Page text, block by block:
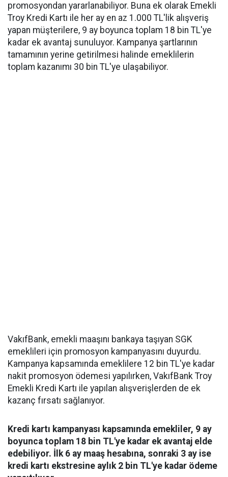
promosyondan yararlanabiliyor. Buna ek olarak Emekli
Troy Kredi Kartı ile her ay en az 1.000 TL'lik alışveriş
yapan müşterilere, 9 ay boyunca toplam 18 bin TL'ye
kadar ek avantaj sunuluyor. Kampanya şartlarının
tamamının yerine getirilmesi halinde emeklilerin
toplam kazanımı 30 bin TL'ye ulaşabiliyor.
VakıfBank, emekli maaşını bankaya taşıyan SGK
emeklileri için promosyon kampanyasını duyurdu.
Kampanya kapsamında emeklilere 12 bin TL'ye kadar
nakit promosyon ödemesi yapılırken, VakıfBank Troy
Emekli Kredi Kartı ile yapılan alışverişlerden de ek
kazanç fırsatı sağlanıyor.
Kredi kartı kampanyası kapsamında emekliler, 9 ay
boyunca toplam 18 bin TL'ye kadar ek avantaj elde
edebiliyor. İlk 6 ay maaş hesabına, sonraki 3 ay ise
kredi kartı ekstresine aylık 2 bin TL'ye kadar ödeme